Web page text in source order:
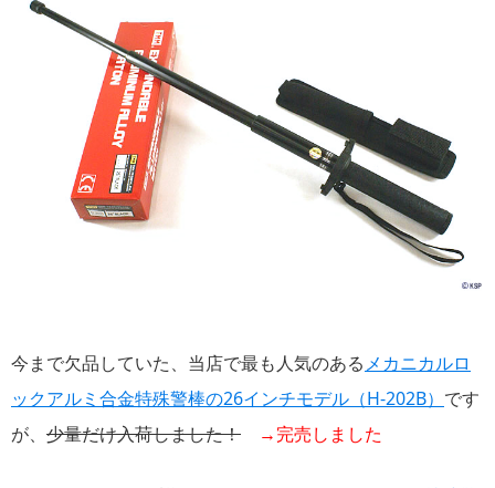
今まで欠品していた、当店で最も人気のあるメカニカルロ
ックアルミ合金特殊警棒の26インチモデル（H-202B） です
が、 少量だけ入荷しました！ →完売しました